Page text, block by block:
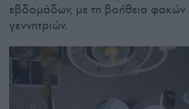
εβδομάδων, με τη βοήθεια φακών
γεννητριών.